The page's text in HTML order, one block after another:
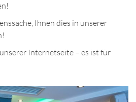
Ihnen dies in unserer
Internetseite – es ist für